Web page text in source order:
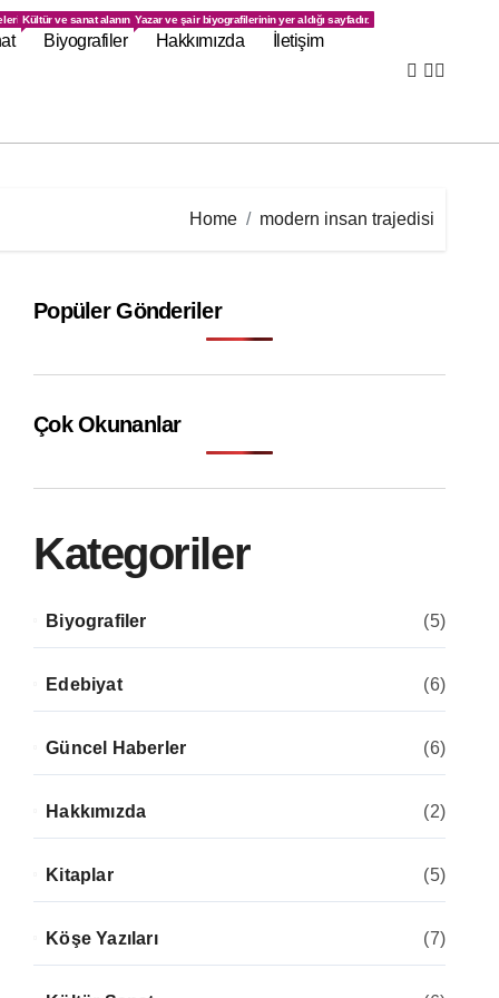
bulunduğu sayfadır.
Kültür ve sanat alanındaki gelişmelerin yer aldığı sayfadır.
Biyografiler
Yazar ve şair biyografilerinin yer aldığı sayfadır.
Hakkımızda İletişim
Home modern insan trajedisi
Popüler Gönderiler
Çok Okunanlar
Kategoriler
Biyografiler (5)
Edebiyat (6)
Güncel Haberler (6)
Hakkımızda (2)
Kitaplar (5)
Köşe Yazıları (7)